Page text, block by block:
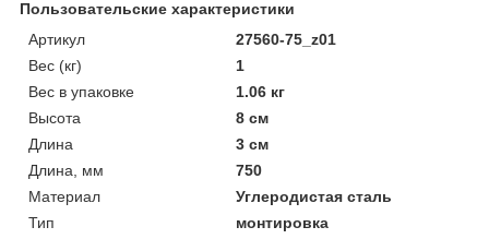
Пользовательские характеристики
Артикул
27560-75_z01
Вес (кг)
1
Вес в упаковке
1.06 кг
Высота
8 см
Длина
3 см
Длина, мм
750
Материал
Углеродистая сталь
Тип
монтировка